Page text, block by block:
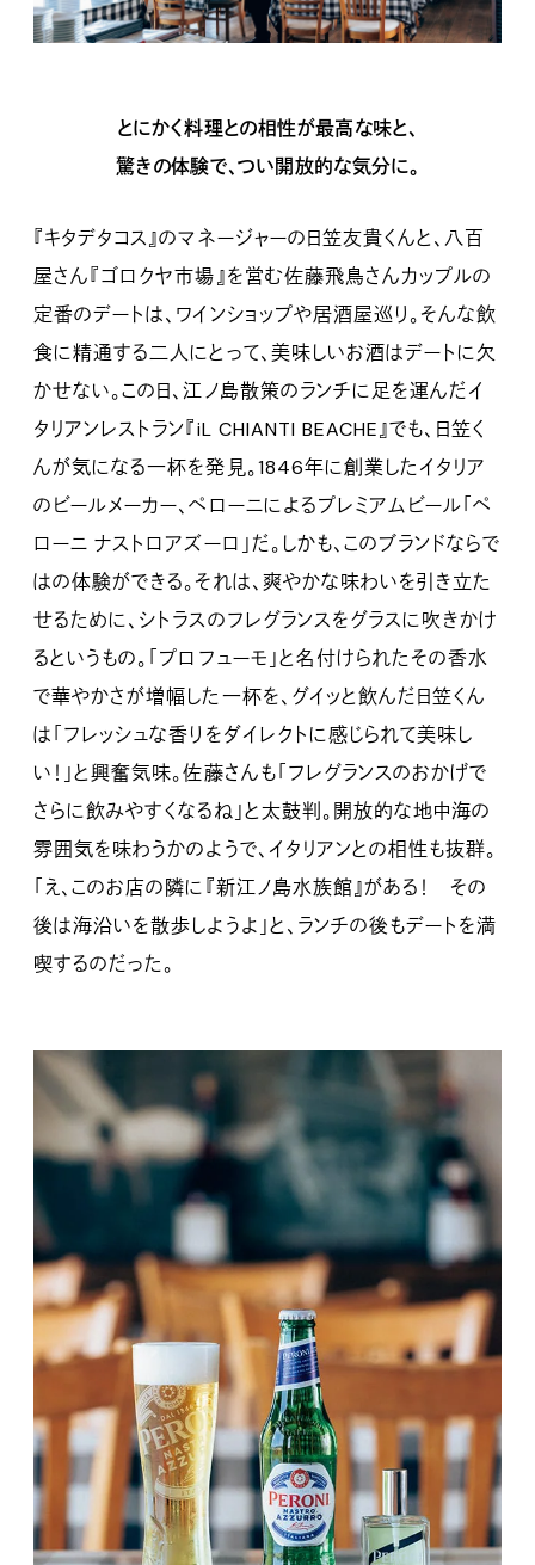
とにかく料理との相性が最高な味と、
驚きの体験で、つい開放的な気分に。
『キタデタコス』のマネージャーの日笠友貴くんと、八百
屋さん『ゴロクヤ市場』を営む佐藤飛鳥さんカップルの
定番のデートは、ワインショップや居酒屋巡り。そんな飲
食に精通する二人にとって、美味しいお酒はデートに欠
かせない。この日、江ノ島散策のランチに足を運んだイ
タリアンレストラン『iL CHIANTI BEACHE』でも、日笠く
んが気になる一杯を発見。1846年に創業したイタリア
のビールメーカー、ペローニによるプレミアムビール「ペ
ローニ ナストロアズーロ」だ。しかも、このブランドならで
はの体験ができる。それは、爽やかな味わいを引き立た
せるために、シトラスのフレグランスをグラスに吹きかけ
るというもの。「プロフューモ」と名付けられたその香水
で華やかさが増幅した一杯を、グイッと飲んだ日笠くん
は「フレッシュな香りをダイレクトに感じられて美味し
い！」と興奮気味。佐藤さんも「フレグランスのおかげで
さらに飲みやすくなるね」と太鼓判。開放的な地中海の
雰囲気を味わうかのようで、イタリアンとの相性も抜群。
「え、このお店の隣に『新江ノ島水族館』がある！ その
後は海沿いを散歩しようよ」と、ランチの後もデートを満
喫するのだった。